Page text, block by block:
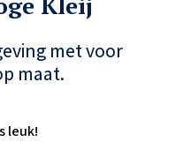
met voor
maat.
leuk!